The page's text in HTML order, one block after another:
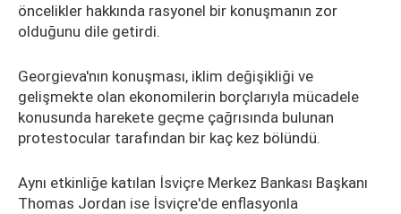
öncelikler hakkında rasyonel bir konuşmanın zor
olduğunu dile getirdi.
Georgieva'nın konuşması, iklim değişikliği ve
gelişmekte olan ekonomilerin borçlarıyla mücadele
konusunda harekete geçme çağrısında bulunan
protestocular tarafından bir kaç kez bölündü.
Aynı etkinliğe katılan İsviçre Merkez Bankası Başkanı
Thomas Jordan ise İsviçre'de enflasyonla